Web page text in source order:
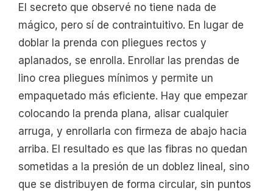
El secreto que observé no tiene nada de
mágico, pero sí de contraintuitivo. En lugar de
doblar la prenda con pliegues rectos y
aplanados, se enrolla. Enrollar las prendas de
lino crea pliegues mínimos y permite un
empaquetado más eficiente. Hay que empezar
colocando la prenda plana, alisar cualquier
arruga, y enrollarla con firmeza de abajo hacia
arriba. El resultado es que las fibras no quedan
sometidas a la presión de un doblez lineal, sino
que se distribuyen de forma circular, sin puntos